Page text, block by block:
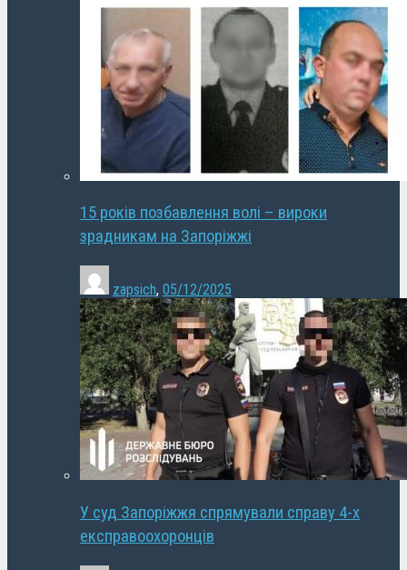
15 років позбавлення волі – вироки
зрадникам на Запоріжжі
zapsich, 05/12/2025
У суд Запоріжжя спрямували справу 4-х
експравоохоронців